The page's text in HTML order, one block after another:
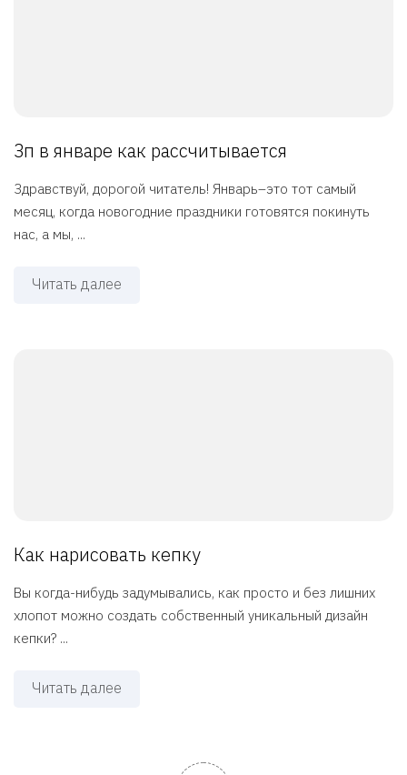
Зп в январе как рассчитывается
Здравствуй, дорогой читатель! Январь–это тот самый
месяц, когда новогодние праздники готовятся покинуть
нас, а мы, ...
Читать далее
Как нарисовать кепку
Вы когда-нибудь задумывались, как просто и без лишних
хлопот можно создать собственный уникальный дизайн
кепки? ...
Читать далее